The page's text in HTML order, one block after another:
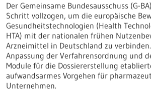
Der Gemeinsame Bundesausschuss (G-
Schritt vollzogen, um die europäische
Gesundheitstechnologien (Health
HTA) mit der nationalen frühen
Arzneimittel in Deutschland zu
Anpassung der Verfahrensordnung und
Module für die Dossiererstellung
aufwandsarmes Vorgehen für
Unternehmen.